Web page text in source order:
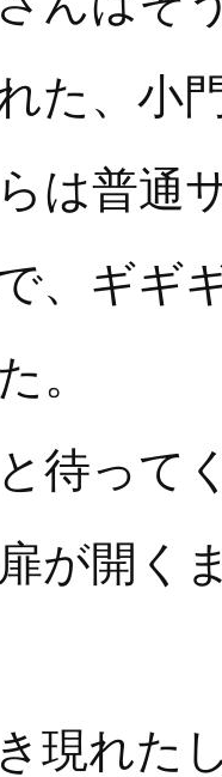
た、小
は普通
、ギギ
。
待って
が開く
現れた